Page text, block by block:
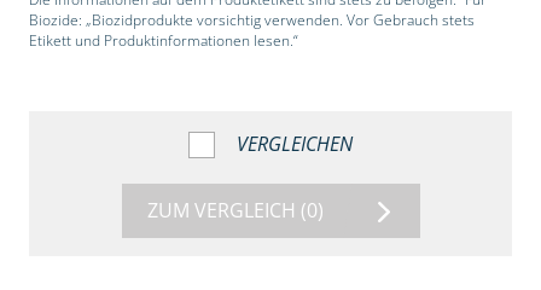
Biozide: „Biozidprodukte vorsichtig verwenden. Vor Gebrauch stets
Etikett und Produktinformationen lesen.“
VERGLEICHEN
ZUM VERGLEICH (0)